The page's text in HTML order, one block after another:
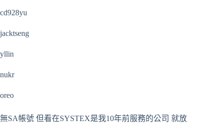
cd928yu
jacktseng
yllin
nukr
oreo
無SA帳號 但看在SYSTEX是我10年前服務的公司 就放